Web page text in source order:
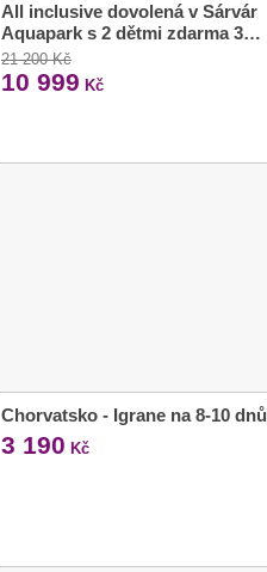
All inclusive dovolená v Sárvár
Aquapark s 2 dětmi zdarma 3…
21 200 Kč
10 999 Kč
Chorvatsko - Igrane na 8-10 dnů
3 190 Kč